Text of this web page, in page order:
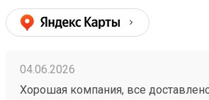
04.06.2026
Хорошая компания, все